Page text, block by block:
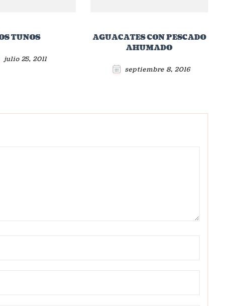
TUNOS
julio 25, 2011
AGUACATES CON PESCADO
AHUMADO
septiembre 8, 2016